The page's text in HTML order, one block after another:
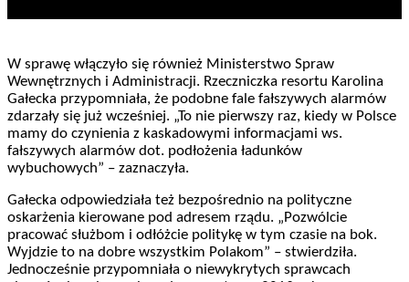
W sprawę włączyło się również Ministerstwo Spraw
Wewnętrznych i Administracji. Rzeczniczka resortu Karolina
Gałecka przypomniała, że podobne fale fałszywych alarmów
zdarzały się już wcześniej. „To nie pierwszy raz, kiedy w Polsce
mamy do czynienia z kaskadowymi informacjami ws.
fałszywych alarmów dot. podłożenia ładunków
wybuchowych” – zaznaczyła.
Gałecka odpowiedziała też bezpośrednio na polityczne
oskarżenia kierowane pod adresem rządu. „Pozwólcie
pracować służbom i odłóżcie politykę w tym czasie na bok.
Wyjdzie to na dobre wszystkim Polakom” – stwierdziła.
Jednocześnie przypomniała o niewykrytych sprawcach